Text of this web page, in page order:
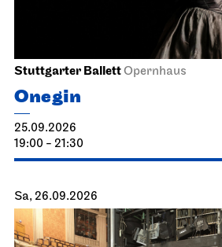
Stuttgarter BallettOpernhaus
Onegin
25.09.2026
19:00 - 21:30
Sa, 26.09.2026